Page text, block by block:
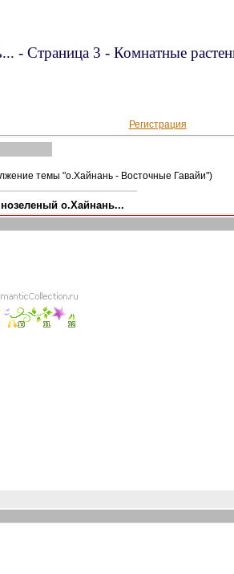
- Страница 3 - Комнатные
Регистрация
темы "о.Хайнань - Восточные Гавайи")
о.Хайнань...